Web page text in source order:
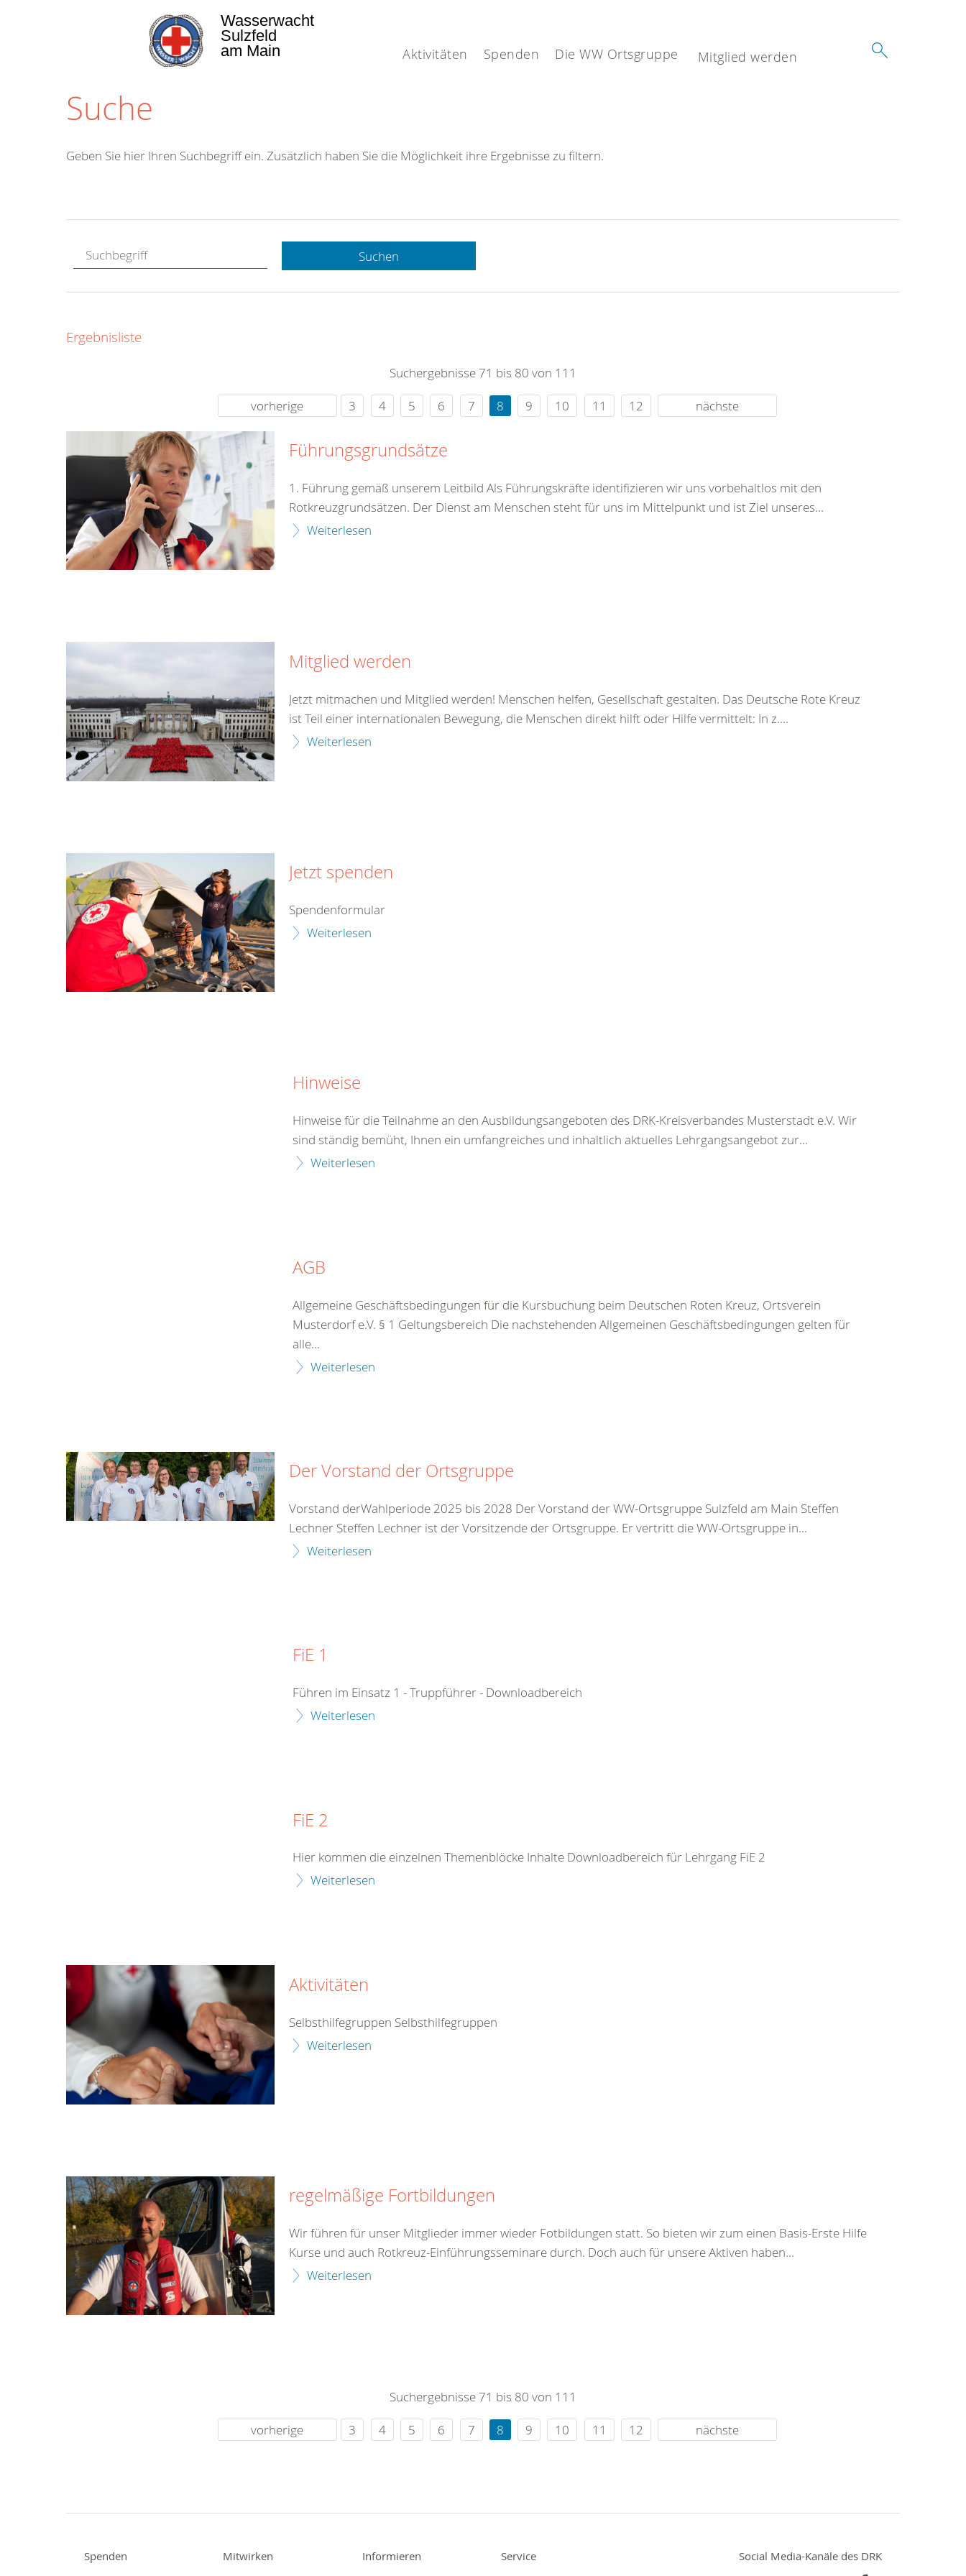
Aktivitäten Spenden Die WW Ortsgruppe Mitglied werden
Wasserwacht
Sulzfeld
am Main
Suche
Hotline.
gerne.
rund um die Uhr
Geben Sie hier Ihren Suchbegriff ein. Zusätzlich haben Sie die Möglichkeit ihre Ergebnisse zu filtern.
Suchen
Ergebnisliste
Suchergebnisse 71 bis 80 von 111
vorherige
3 4 5 6 7 8 9 10 11 12 nächste
Führungsgrundsätze
1. Führung gemäß unserem Leitbild Als Führungskräfte identifizieren wir uns vorbehaltlos mit den
Rotkreuzgrundsätzen. Der Dienst am Menschen steht für uns im Mittelpunkt und ist Ziel unseres...
Weiterlesen
Mitglied werden
Jetzt mitmachen und Mitglied werden! Menschen helfen, Gesellschaft gestalten. Das Deutsche Rote Kreuz
ist Teil einer internationalen Bewegung, die Menschen direkt hilft oder Hilfe vermittelt: In z....
Weiterlesen
Jetzt spenden
Spendenformular
Weiterlesen
Hinweise
Hinweise für die Teilnahme an den Ausbildungsangeboten des DRK-Kreisverbandes Musterstadt e.V. Wir
sind ständig bemüht, Ihnen ein umfangreiches und inhaltlich aktuelles Lehrgangsangebot zur...
Weiterlesen
AGB
Allgemeine Geschäftsbedingungen für die Kursbuchung beim Deutschen Roten Kreuz, Ortsverein
Musterdorf e.V. § 1 Geltungsbereich Die nachstehenden Allgemeinen Geschäftsbedingungen gelten für
alle...
Weiterlesen
Der Vorstand der Ortsgruppe
Vorstand derWahlperiode 2025 bis 2028 Der Vorstand der WW-Ortsgruppe Sulzfeld am Main Steffen
Lechner Steffen Lechner ist der Vorsitzende der Ortsgruppe. Er vertritt die WW-Ortsgruppe in...
Weiterlesen
FiE 1
Führen im Einsatz 1 - Truppführer - Downloadbereich
Weiterlesen
FiE 2
Hier kommen die einzelnen Themenblöcke Inhalte Downloadbereich für Lehrgang FiE 2
Weiterlesen
Aktivitäten
Selbsthilfegruppen Selbsthilfegruppen
Weiterlesen
regelmäßige Fortbildungen
Wir führen für unser Mitglieder immer wieder Fotbildungen statt. So bieten wir zum einen Basis-Erste Hilfe
Kurse und auch Rotkreuz-Einführungsseminare durch. Doch auch für unsere Aktiven haben...
Weiterlesen
Suchergebnisse 71 bis 80 von 111
vorherige
3 4 5 6 7 8 9 10 11 12 nächste
Spenden
Mitwirken
Informieren
Service
Social Media-Kanäle des DRK